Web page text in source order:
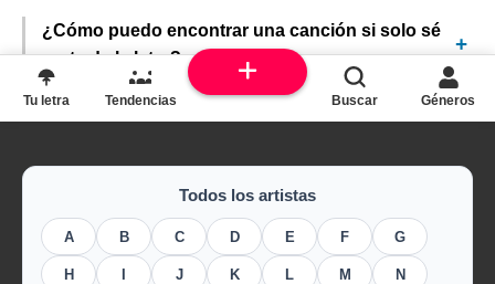
¿Cómo puedo encontrar una canción si solo sé
parte de la letra?
Todos los artistas
A B C D E F G
H J K L M N
Tu letra Tendencias Buscar Géneros